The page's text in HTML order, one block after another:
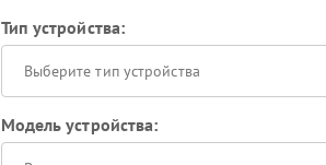
Тип устройства:
Выберите тип устройства
Модель устройства: